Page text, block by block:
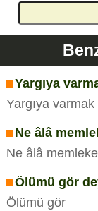
Yargıya
Yargıya varmak
Ne âlâ
Ne âlâ
Ölümü gör
Ölümü gör